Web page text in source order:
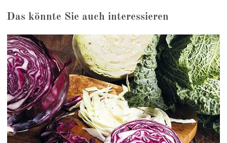
Das könnte Sie auch interessieren